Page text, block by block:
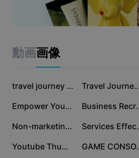
Nano Banana Pro
自動キャプション
キャプションテンプレート
ユースケース
マーケティング
エフェクトのテンプレート
産業のテンプレート
振り返りのテンプレート
CapCutクリエイティブキャンパ
トラストセンター
ヘルプセンター
CapCutの利用規約について
ート。今すぐCapCut - AI Toolsで
能性を体験し、ワンランク上のクリエ
しょう。
動画画像
travel journey Minimalist Travel Journey
Empower Your Journey (Landscape)
Business
Non-marketing Photo Collage Journey
Youtube Thumbnail - Vlog Solo Journey